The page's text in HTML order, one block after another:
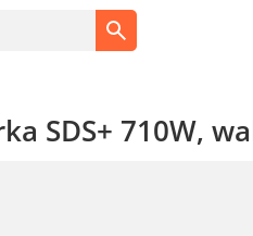
SDS+ 710W,